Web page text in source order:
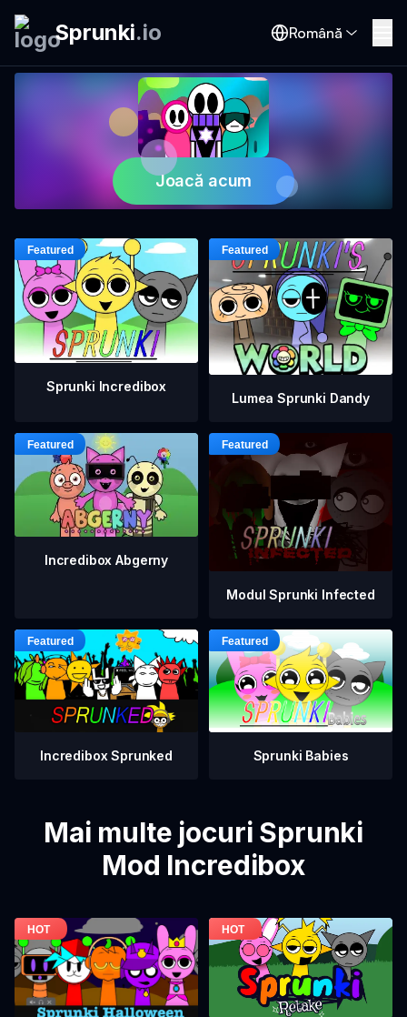
Sprunki.io Română
Joacă acum
Sprunki Incredibox
Lumea Sprunki Dandy
Incredibox Abgerny
Modul Sprunki Infected
Incredibox Sprunked Sprunki Babies
Mai multe jocuri Sprunki
Mod Incredibox